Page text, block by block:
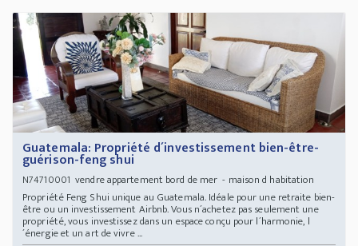
Guatemala: Propriété d´investissement bien-être-
guérison-feng shui
N74710001 vendre appartement bord de mer - maison d habitation
Propriété Feng Shui unique au Guatemala. Idéale pour une retraite bien-
être ou un investissement Airbnb. Vous n´achetez pas seulement une
propriété, vous investissez dans un espace conçu pour l´harmonie, l
´énergie et un art de vivre ...